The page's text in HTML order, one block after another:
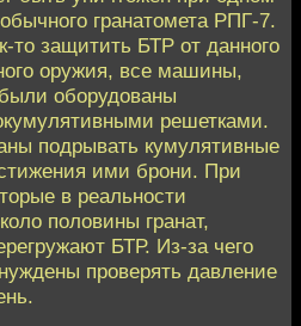
гранатомета РПГ-7.
то защитить БТР от данного
оружия, все машины,
оборудованы
решетками.
подрывать кумулятивные
ими брони. При
в реальности
половины гранат,
БТР. Из-за чего
проверять давление